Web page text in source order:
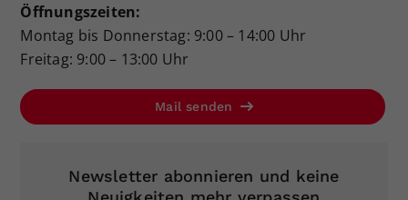
Öffnungszeiten:
Montag bis Donnerstag: 9:00 – 14:00 Uhr
Freitag: 9:00 – 13:00 Uhr
Mail senden
Newsletter abonnieren und keine